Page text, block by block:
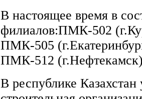
В настоящее время в
филиалов:ПМК-502
ПМК-505
ПМК-512
В республике Казахстан